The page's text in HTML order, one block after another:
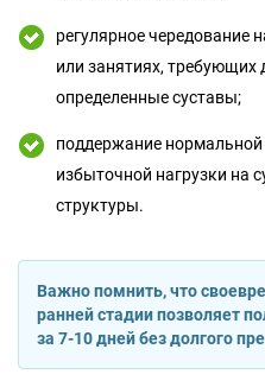
регулярное чередование
или занятиях, требующих
определенные суставы;
поддержание
избыточной нагрузки на
структуры.
Важно помнить, что
ранней стадии позволяет
за 7-10 дней без долгого